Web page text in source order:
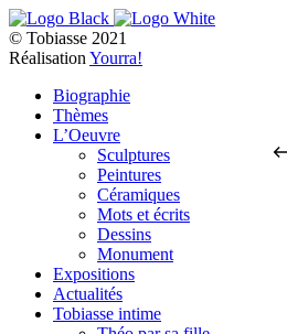
© Tobiasse 2021
Réalisation Yourra!
Biographie
Thèmes
L’Oeuvre
Sculptures
Peintures
Céramiques
Mots et écrits
Dessins
Monument
Expositions
Actualités
Tobiasse intime